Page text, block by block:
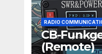
RADIO
CB-
(Remote)